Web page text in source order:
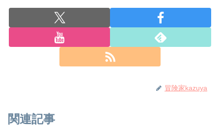
冒険家kazuya
関連記事